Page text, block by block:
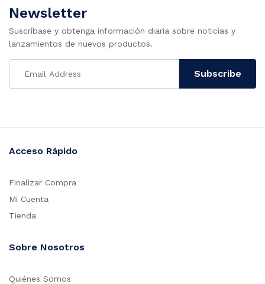
Newsletter
Suscríbase y obtenga información diaria sobre noticias y
lanzamientos de nuevos productos.
Acceso Rápido
Finalizar Compra
Mi Cuenta
Tienda
Sobre Nosotros
Quiénes Somos